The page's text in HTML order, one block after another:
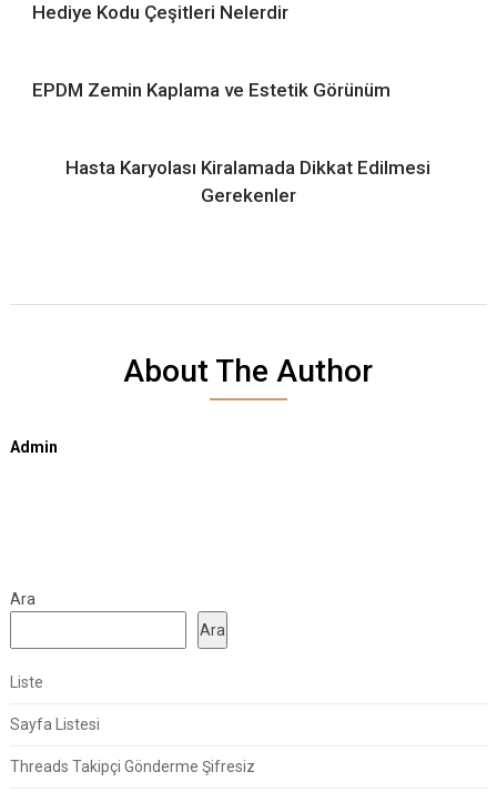
Hediye Kodu Çeşitleri Nelerdir
EPDM Zemin Kaplama ve Estetik Görünüm
Hasta Karyolası Kiralamada Dikkat Edilmesi
Gerekenler
About The Author
Admin
Ara
Ara
Liste
Sayfa Listesi
Threads Takipçi Gönderme Şifresiz